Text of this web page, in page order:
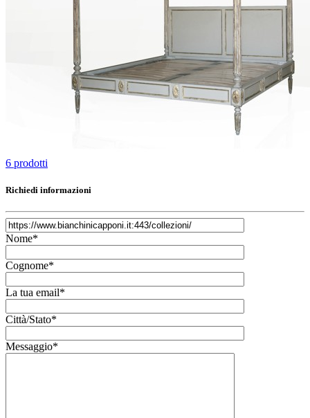
6 prodotti
Richiedi informazioni
Nome*
Cognome*
La tua email*
Città/Stato*
Messaggio*